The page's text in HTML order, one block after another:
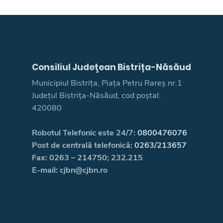
Consiliul Judeţean Bistrița-Năsăud
Municipiul Bistrița, Piața Petru Rareș nr.1
Județul Bistrița-Năsăud, cod poștal:
420080
Robotul Telefonic este 24/7: 0800476076
Post de centrală telefonică: 0263/213657
Fax: 0263 – 214750; 232.215
E-mail: cjbn@cjbn.ro